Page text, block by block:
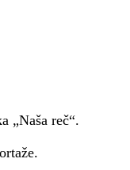
„Naša reč“.